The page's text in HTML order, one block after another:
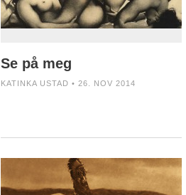
Se på meg
KATINKA USTAD • 26. NOV 2014